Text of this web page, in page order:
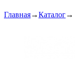
Главная→Каталог→